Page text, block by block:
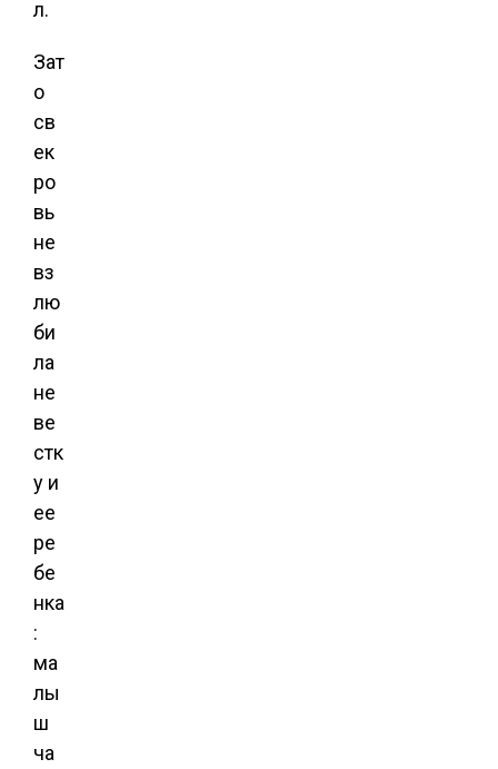
л.
Зат
о
св
ек
ро
вь
не
вз
лю
би
ла
не
ве
стк
у и
ее
ре
бе
нка
:
ма
лы
ш
ча